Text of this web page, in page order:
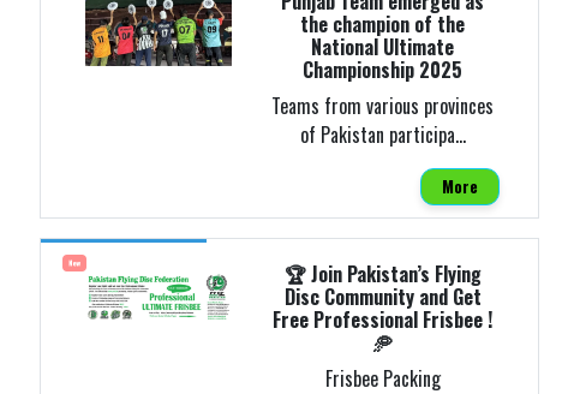
the champion of the
National Ultimate
Championship 2025
Teams from various provinces
of Pakistan participa...
More
New 🏆 Join Pakistan’s Flying
Disc Community and Get
Free Professional Frisbee !
🥏
Frisbee Packing